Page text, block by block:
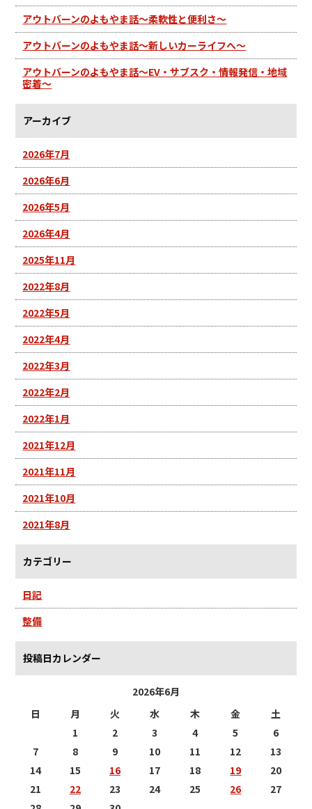
アウトバーンのよもやま話～柔軟性と便利さ～
アウトバーンのよもやま話～新しいカーライフへ～
アウトバーンのよもやま話～EV・サブスク・情報発信・地域
密着～
アーカイブ
2026年7月
2026年6月
2026年5月
2026年4月
2025年11月
2022年8月
2022年5月
2022年4月
2022年3月
2022年2月
2022年1月
2021年12月
2021年11月
2021年10月
2021年8月
カテゴリー
日記
整備
投稿日カレンダー
2026年6月
日
月 火 水 木 金
土
1
2 3 4 5
6
7
8 9 10 11 12
13
14
15 16 17 18 19
20
21
22 23 24 25 26
27